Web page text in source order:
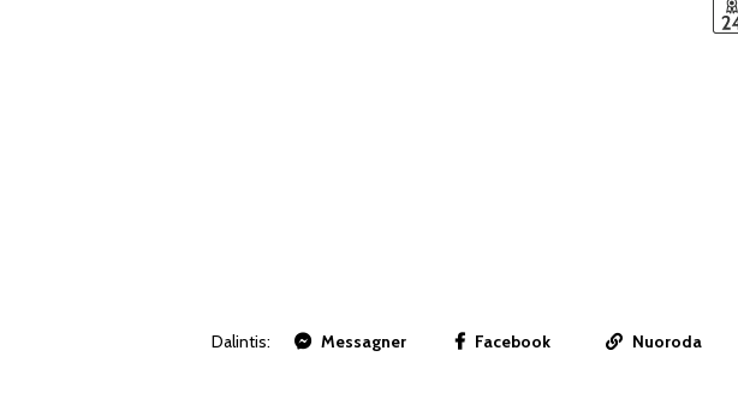
Dalintis: Messagner Facebook Nuoroda